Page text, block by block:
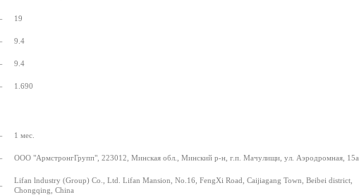
19
9.4
9.4
1.690
1 мес.
ООО "АрмстронгГрупп", 223012, Минская обл., Минский р-н, г.п. Мачулищи, ул. Аэродромная, 15а
Lifan lndustry (Group) Co., Ltd. Lifan Mansion, No.16, FengXi Road, Caijiagang Town, Beibei district,
Chongqing, China